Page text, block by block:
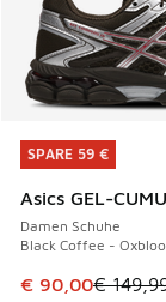
SPARE 59 €
Asics GEL-
Damen Schuhe
Black Coffee -
Dieser Artikel
€ 90,00€
SPARE 59 €